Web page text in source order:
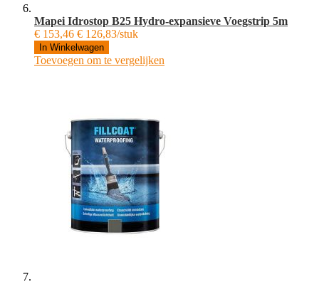
Mapei Idrostop B25 Hydro-expansieve Voegstrip 5m
€ 153,46 € 126,83/stuk
In Winkelwagen
Toevoegen om te vergelijken